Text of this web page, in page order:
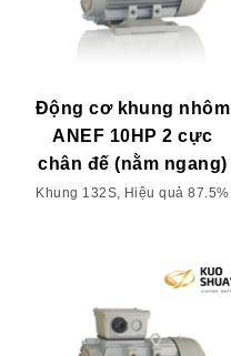
Động cơ khung nhôm
ANEF 10HP 2 cực
chân đế (nằm ngang)
Khung 132S, Hiệu quả 87.5%